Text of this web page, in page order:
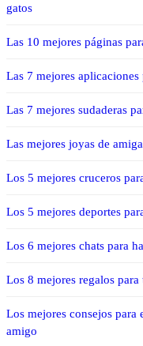
gatos
Las 10 mejores páginas
Las 7 mejores
Las 7 mejores sudaderas
Las mejores joyas de
Los 5 mejores cruceros
Los 5 mejores deportes
Los 6 mejores chats para
Los 8 mejores regalos
Los mejores consejos para
amigo